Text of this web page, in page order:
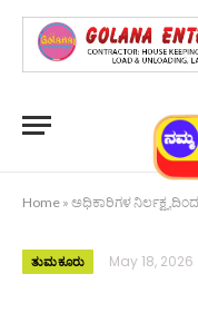
Home » ಅಧಿಕಾರಿಗಳ ನಿರ್ಲಕ್ಷ್ಯದಿಂದ
ತುಮಕೂರು May 18, 2026